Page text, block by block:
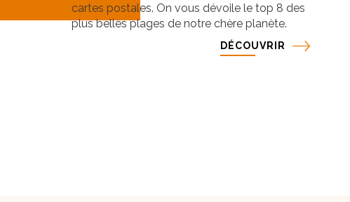
cartes postales. On vous dévoile le top 8 des
plus belles plages de notre chère planète.
DÉCOUVRIR